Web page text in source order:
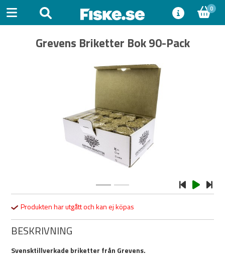
0
Grevens Briketter Bok 90-Pack
Produkten har utgått och kan ej köpas
BESKRIVNING
Svensktillverkade briketter från Grevens.